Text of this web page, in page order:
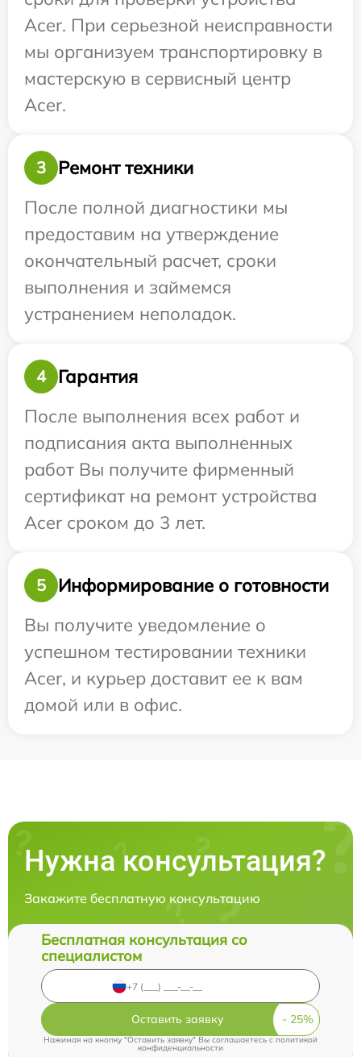
Acer. При серьезной неисправности
мы организуем транспортировку в
мастерскую в сервисный центр
Acer.
3
Ремонт техники
После полной диагностики мы
предоставим на утверждение
окончательный расчет, сроки
выполнения и займемся
устранением неполадок.
4
Гарантия
После выполнения всех работ и
подписания акта выполненных
работ Вы получите фирменный
сертификат на ремонт устройства
Acer сроком до 3 лет.
5
Информирование о готовности
Вы получите уведомление о
успешном тестировании техники
Acer, и курьер доставит ее к вам
домой или в офис.
Нужна консультация?
Закажите бесплатную консультацию
Бесплатная консультация со
специалистом
Оставить заявку
Нажимая на кнопку "Оставить заявку" Вы соглашаетесь cполитикой
конфиденциальности